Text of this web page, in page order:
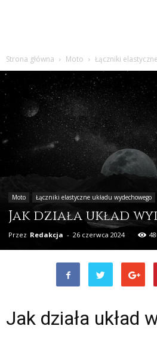
Strona główna Moto Łączniki
Moto Łączniki elastyczne układu wydechowego
Jak działa układ
Przez Redakcja - 26 czerwca 2024
Jak działa układ